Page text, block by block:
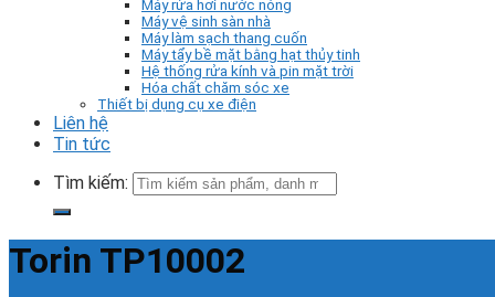
Máy rửa hơi nước nóng
Máy vệ sinh sàn nhà
Máy làm sạch thang cuốn
Máy tẩy bề mặt bằng hạt thủy tinh
Hệ thống rửa kính và pin mặt trời
Hóa chất chăm sóc xe
Thiết bị dụng cụ xe điện
Liên hệ
Tin tức
Tìm kiếm:
Torin TP10002